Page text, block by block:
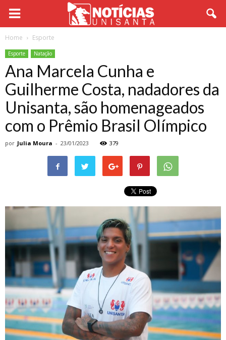
Home Esporte
Esporte Natação
Ana Marcela Cunha e
Guilherme Costa, nadadores da
Unisanta, são homenageados
com o Prêmio Brasil Olímpico
por Julia Moura - 23/01/2023 379